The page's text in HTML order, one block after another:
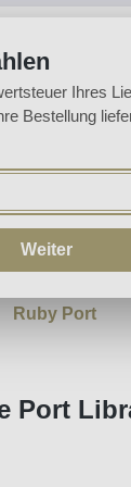
Espumante
Ruby Port
Port
Ihres
Bestellung
Weiter